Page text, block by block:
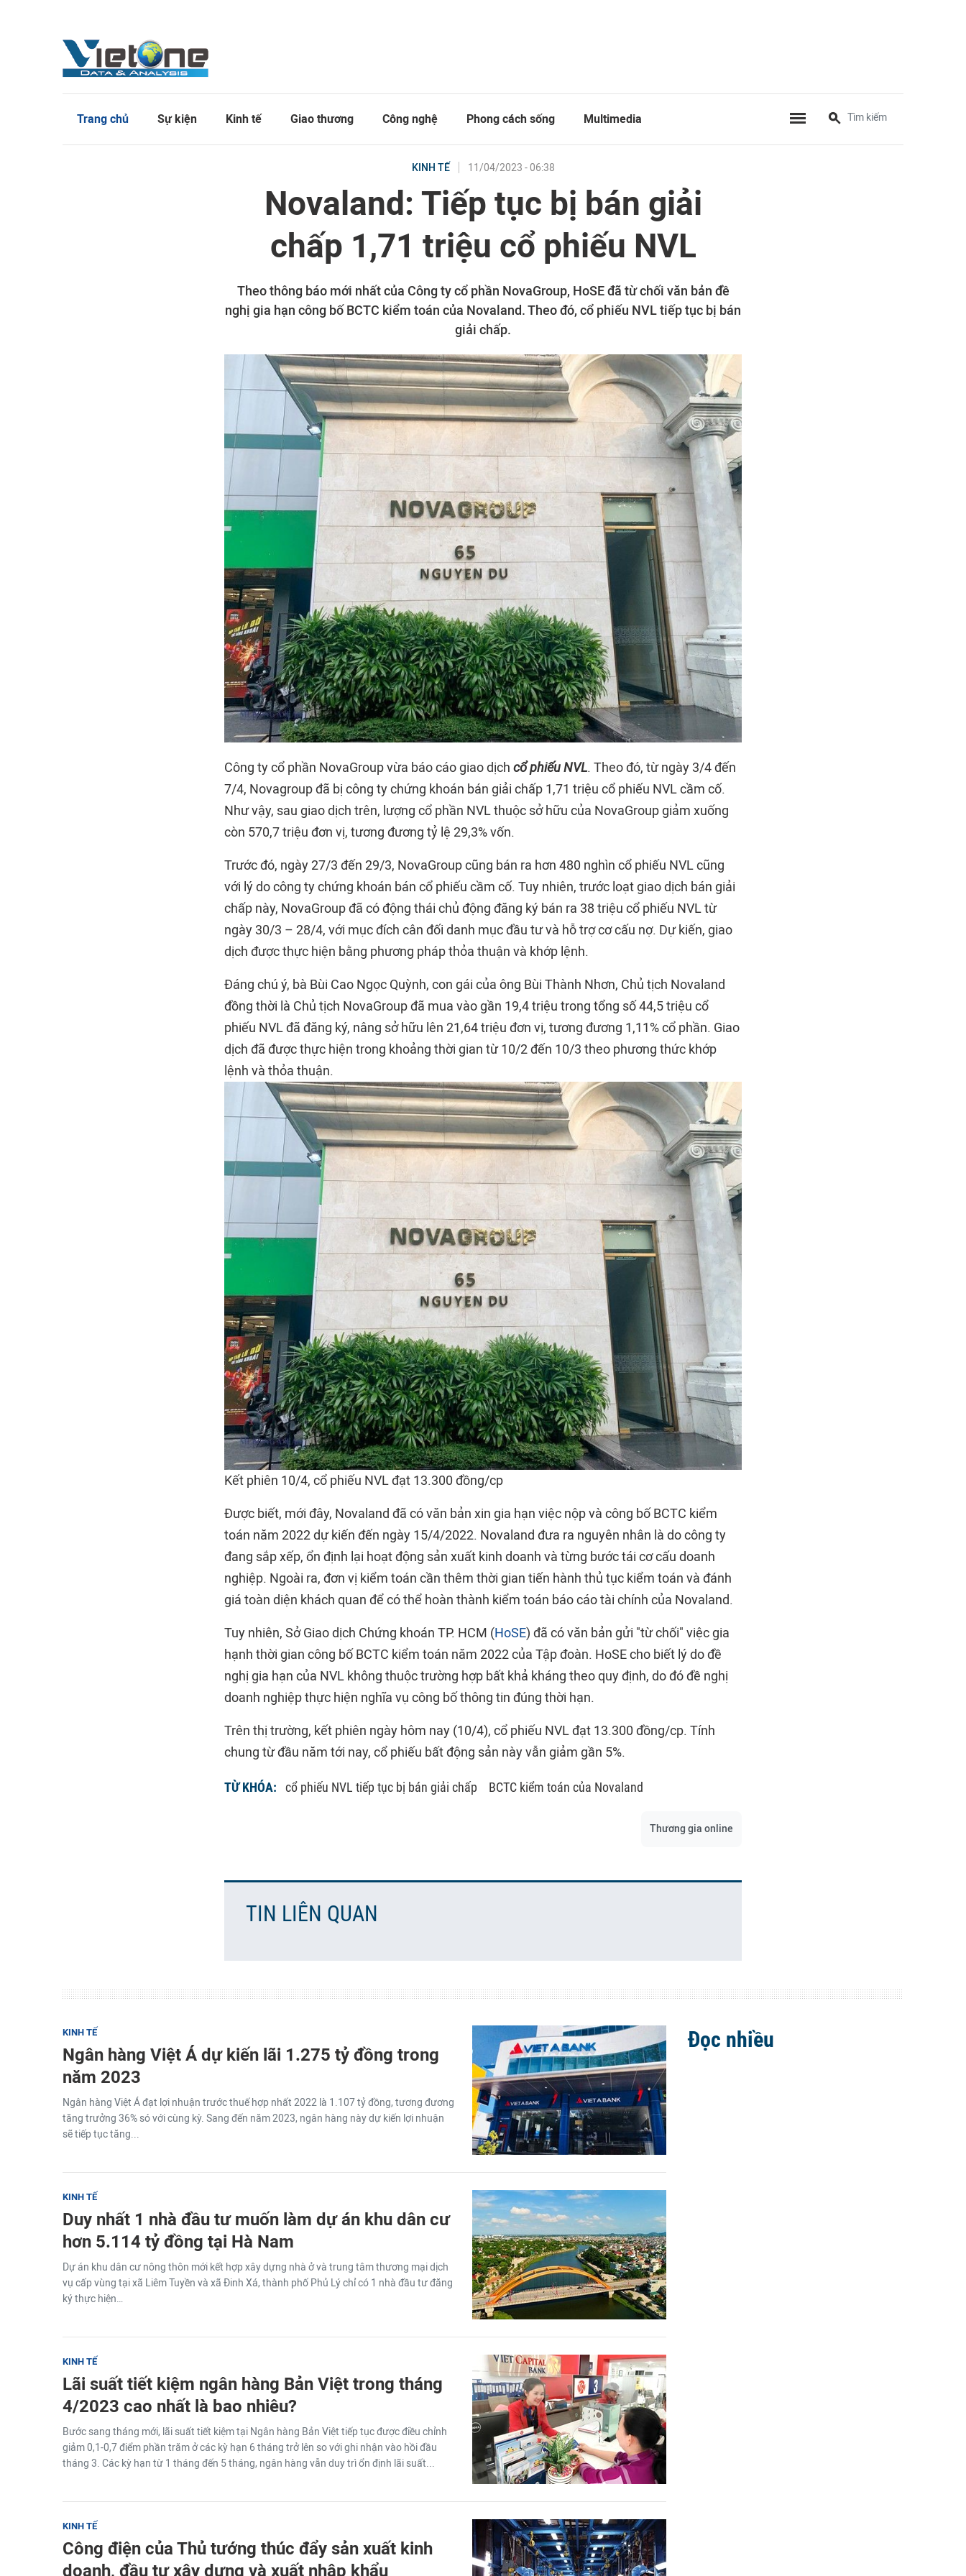
Trang chủ Sự kiện Kinh tế Giao thương Công nghệ Phong cách sống Multimedia
KINH TẾ 11/04/2023 - 06:38
Novaland: Tiếp tục bị bán giải
chấp 1,71 triệu cổ phiếu NVL
Theo thông báo mới nhất của Công ty cổ phần NovaGroup, HoSE đã từ chối văn bản đề
nghị gia hạn công bố BCTC kiểm toán của Novaland. Theo đó, cổ phiếu NVL tiếp tục bị bán
giải chấp.
Công ty cổ phần NovaGroup vừa báo cáo giao dịch cổ phiếu NVL. Theo đó, từ ngày 3/4 đến
7/4, Novagroup đã bị công ty chứng khoán bán giải chấp 1,71 triệu cổ phiếu NVL cầm cố.
Như vậy, sau giao dịch trên, lượng cổ phần NVL thuộc sở hữu của NovaGroup giảm xuống
còn 570,7 triệu đơn vị, tương đương tỷ lệ 29,3% vốn.
Trước đó, ngày 27/3 đến 29/3, NovaGroup cũng bán ra hơn 480 nghìn cổ phiếu NVL cũng
với lý do công ty chứng khoán bán cổ phiếu cầm cố. Tuy nhiên, trước loạt giao dịch bán giải
chấp này, NovaGroup đã có động thái chủ động đăng ký bán ra 38 triệu cổ phiếu NVL từ
ngày 30/3 – 28/4, với mục đích cân đối danh mục đầu tư và hỗ trợ cơ cấu nợ. Dự kiến, giao
dịch được thực hiện bằng phương pháp thỏa thuận và khớp lệnh.
Đáng chú ý, bà Bùi Cao Ngọc Quỳnh, con gái của ông Bùi Thành Nhơn, Chủ tịch Novaland
đồng thời là Chủ tịch NovaGroup đã mua vào gần 19,4 triệu trong tổng số 44,5 triệu cổ
phiếu NVL đã đăng ký, nâng sở hữu lên 21,64 triệu đơn vị, tương đương 1,11% cổ phần. Giao
dịch đã được thực hiện trong khoảng thời gian từ 10/2 đến 10/3 theo phương thức khớp
lệnh và thỏa thuận.
Kết phiên 10/4, cổ phiếu NVL đạt 13.300 đồng/cp
Được biết, mới đây, Novaland đã có văn bản xin gia hạn việc nộp và công bố BCTC kiểm
toán năm 2022 dự kiến đến ngày 15/4/2022. Novaland đưa ra nguyên nhân là do công ty
đang sắp xếp, ổn định lại hoạt động sản xuất kinh doanh và từng bước tái cơ cấu doanh
nghiệp. Ngoài ra, đơn vị kiểm toán cần thêm thời gian tiến hành thủ tục kiểm toán và đánh
giá toàn diện khách quan để có thể hoàn thành kiểm toán báo cáo tài chính của Novaland.
Tuy nhiên, Sở Giao dịch Chứng khoán TP. HCM (HoSE) đã có văn bản gửi "từ chối" việc gia
hạnh thời gian công bố BCTC kiểm toán năm 2022 của Tập đoàn. HoSE cho biết lý do đề
nghị gia hạn của NVL không thuộc trường hợp bất khả kháng theo quy định, do đó đề nghị
doanh nghiệp thực hiện nghĩa vụ công bố thông tin đúng thời hạn.
Trên thị trường, kết phiên ngày hôm nay (10/4), cổ phiếu NVL đạt 13.300 đồng/cp. Tính
chung từ đầu năm tới nay, cổ phiếu bất động sản này vẫn giảm gần 5%.
TỪ KHÓA: cổ phiếu NVL tiếp tục bị bán giải chấp BCTC kiểm toán của Novaland
Thương gia online
TIN LIÊN QUAN
KINH TẾ
Ngân hàng Việt Á dự kiến lãi 1.275 tỷ đồng trong
năm 2023
Ngân hàng Việt Á đạt lợi nhuận trước thuế hợp nhất 2022 là 1.107 tỷ đồng, tương đương
tăng trưởng 36% só với cùng kỳ. Sang đến năm 2023, ngân hàng này dự kiến lợi nhuận
sẽ tiếp tục tăng...
KINH TẾ
Duy nhất 1 nhà đầu tư muốn làm dự án khu dân cư
hơn 5.114 tỷ đồng tại Hà Nam
Dự án khu dân cư nông thôn mới kết hợp xây dựng nhà ở và trung tâm thương mại dịch
vụ cấp vùng tại xã Liêm Tuyền và xã Đinh Xá, thành phố Phủ Lý chỉ có 1 nhà đầu tư đăng
ký thực hiện…
KINH TẾ
Lãi suất tiết kiệm ngân hàng Bản Việt trong tháng
4/2023 cao nhất là bao nhiêu?
Bước sang tháng mới, lãi suất tiết kiệm tại Ngân hàng Bản Việt tiếp tục được điều chỉnh
giảm 0,1-0,7 điểm phần trăm ở các kỳ hạn 6 tháng trở lên so với ghi nhận vào hồi đầu
tháng 3. Các kỳ hạn từ 1 tháng đến 5 tháng, ngân hàng vẫn duy trì ổn định lãi suất...
KINH TẾ
Công điện của Thủ tướng thúc đẩy sản xuất kinh
doanh, đầu tư xây dựng và xuất nhập khẩu
Đọc nhiều